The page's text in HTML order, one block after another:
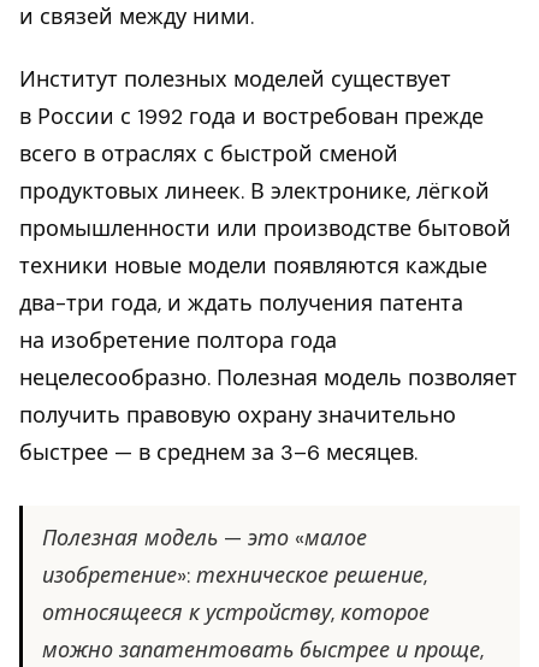
и связей между ними.
Институт полезных моделей существует
в России с 1992 года и востребован прежде
всего в отраслях с быстрой сменой
продуктовых линеек. В электронике, лёгкой
промышленности или производстве бытовой
техники новые модели появляются каждые
два-три года, и ждать получения патента
на изобретение полтора года
нецелесообразно. Полезная модель позволяет
получить правовую охрану значительно
быстрее — в среднем за 3–6 месяцев.
Полезная модель — это «малое
изобретение»: техническое решение,
относящееся к устройству, которое
можно запатентовать быстрее и проще,